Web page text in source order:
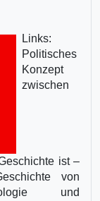
Links:
Politisches
Konzept
zwischen
ist –
von
und